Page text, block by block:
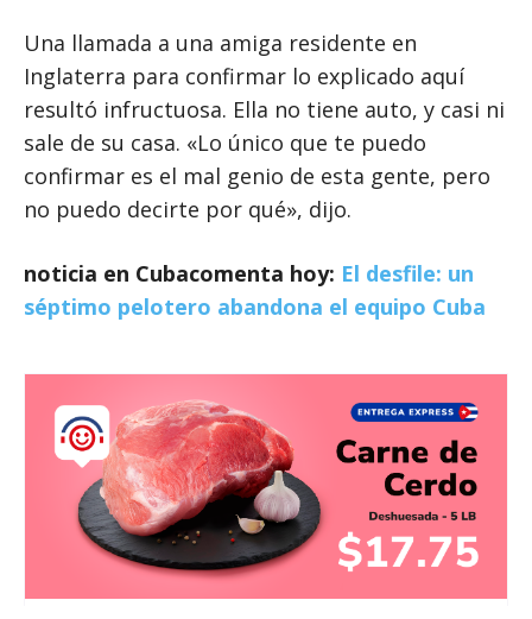
Una llamada a una amiga residente en
Inglaterra para confirmar lo explicado aquí
resultó infructuosa. Ella no tiene auto, y casi ni
sale de su casa. «Lo único que te puedo
confirmar es el mal genio de esta gente, pero
no puedo decirte por qué», dijo.
noticia en Cubacomenta hoy: El desfile: un
séptimo pelotero abandona el equipo Cuba